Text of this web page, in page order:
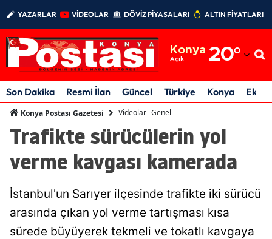
YAZARLAR VİDEOLAR DÖVİZ PİYASALARI ALTIN FİYATLARI
Konya
Açık 20°
Adıyaman
Afyonkarahisar
Amasya
Ankara
Artvin
Aydın
Son Dakika Resmi İlan Güncel Türkiye Konya
Konya Postası Gazetesi Videolar Genel
Trafikte sürücülerin yol
verme kavgası kamerada
İstanbul'un Sarıyer ilçesinde trafikte iki sürücü
arasında çıkan yol verme tartışması kısa
sürede büyüyerek tekmeli ve tokatlı kavgaya